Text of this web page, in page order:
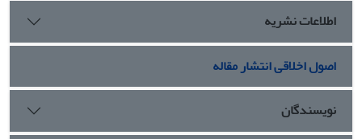
اطلاعات نشریه
اصول اخلاقی انتشار مقاله
نویسندگان